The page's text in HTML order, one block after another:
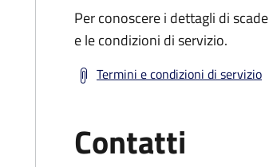
Per conoscere i dettagli di
e le condizioni di servizio.
Termini e condizioni di servizio
Contatti